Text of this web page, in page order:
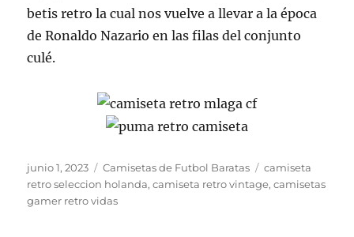
betis retro la cual nos vuelve a llevar a la época
de Ronaldo Nazario en las filas del conjunto
culé.
Publicado
el
junio 1, 2023 Categorías
Camisetas de Futbol Baratas Etiquetas
camiseta
retro seleccion holanda,camiseta retro vintage,camisetas
gamer retro vidas